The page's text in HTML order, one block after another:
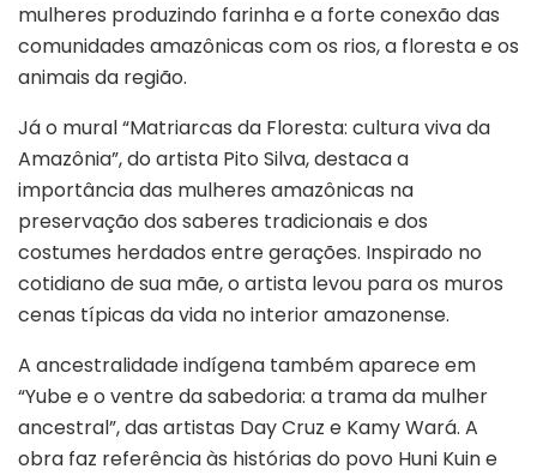
mulheres produzindo farinha e a forte conexão das
comunidades amazônicas com os rios, a floresta e os
animais da região.
Já o mural “Matriarcas da Floresta: cultura viva da
Amazônia”, do artista Pito Silva, destaca a
importância das mulheres amazônicas na
preservação dos saberes tradicionais e dos
costumes herdados entre gerações. Inspirado no
cotidiano de sua mãe, o artista levou para os muros
cenas típicas da vida no interior amazonense.
A ancestralidade indígena também aparece em
“Yube e o ventre da sabedoria: a trama da mulher
ancestral”, das artistas Day Cruz e Kamy Wará. A
obra faz referência às histórias do povo Huni Kuin e